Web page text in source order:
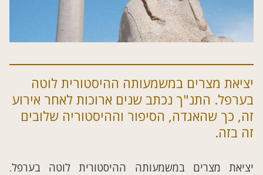
יציאת מצרים במשמעותה ההיסטורית לוטה
בערפל. התנ"ך נכתב שנים ארוכות לאחר אירוע
זה, כך שהאגדה, הסיפור וההיסטוריה שלובים
זה בזה.
יציאת מצרים במשמעותה ההיסטורית לוטה בערפל.